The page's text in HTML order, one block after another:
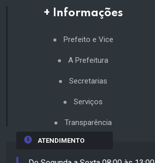
+ Informações
Prefeito e Vice
A Prefeitura
Secretarias
Serviços
Transparência
ATENDIMENTO